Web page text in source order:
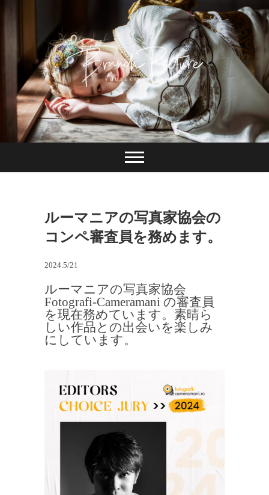
ブランチピクチャ
ー 嶋田陽介
長崎 カメラマン
ルーマニアの写真家協会の
コンペ審査員を務めます。
2024.5/21
ルーマニアの写真家協会
Fotografi-Cameramani の審査員
を現在務めています。素晴ら
しい作品との出会いを楽しみ
にしています。